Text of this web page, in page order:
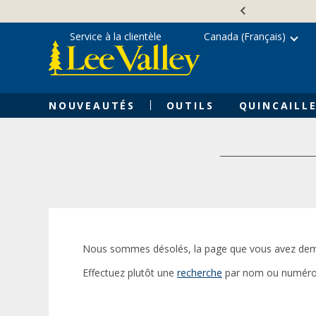
content
NOUVEAUTÉS OUTILS
Service à la clientèle Canada (Français)
Nous sommes désolés, la page que vous avez
Effectuez plutôt une recherche par nom ou